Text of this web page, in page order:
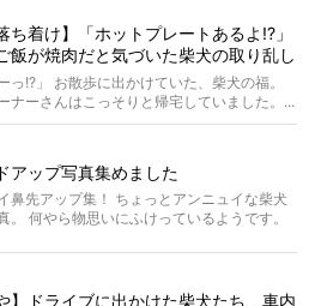
ち着け】「ホットプレートあるよ!?」
飯が焼肉だと気づいた柴犬の取り乱し
【動画】
っ!?」 お散歩に出かけていた、柴犬の福。
ナーさんはこっそりと帰宅していました。...
アップ写真集めました
鼻先アップ集！ ちょっとアンニュイな柴犬
。 何やら物思いにふけっているようです。
】ドライブに出かけた柴犬たち、車内